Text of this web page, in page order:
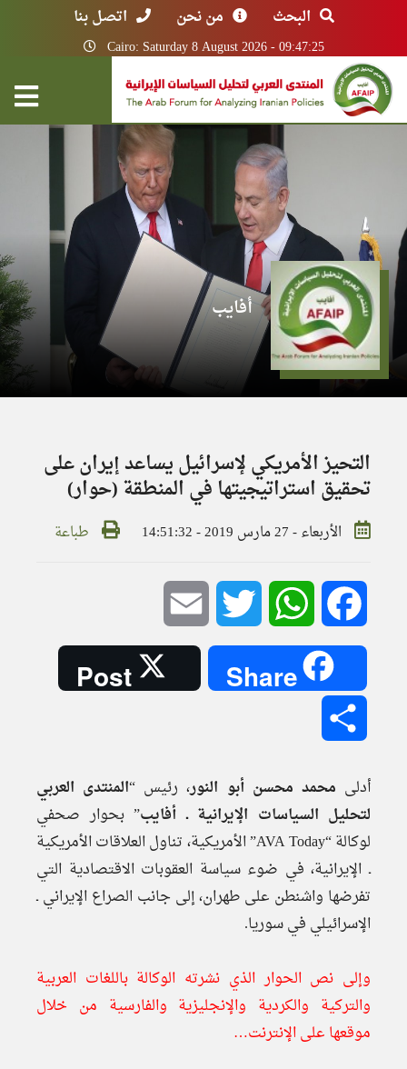
البحث من نحن اتصل بنا
Cairo: Saturday 8 August 2026 - 09:47:25
أفايب
التحيز الأمريكي لإسرائيل يساعد إيران على
تحقيق استراتيجيتها في المنطقة (حوار)
الأربعاء - 27 مارس 2019 - 14:51:32 طباعة
Facebook
WhatsApp
Twitter
Share
Post
أدلى محمد محسن أبو النور، رئيس “المنتدى العربي
لتحليل السياسات الإيرانية ـ أفايب” بحوار صحفي
لوكالة “AVA Today” الأمريكية، تناول العلاقات الأمريكية
ـ الإيرانية، في ضوء سياسة العقوبات الاقتصادية التي
تفرضها واشنطن على طهران، إلى جانب الصراع الإيراني ـ
الإسرائيلي في سوريا.
وإلى نص الحوار الذي نشرته الوكالة باللغات العربية
والتركية والكردية والإنجليزية والفارسية من خلال
موقعها على الإنترنت…